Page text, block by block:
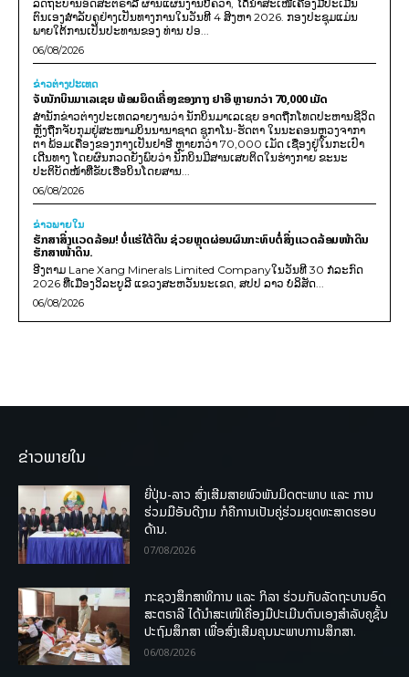
ລັດຖະບານອົດສະຕຣາລີ ຜ່ານແຜນງານບີຄວາ, ໄດ້ນຳສະເໜີເຄື່ອງມືປະເມີນ
ຕົນເອງສຳລັບຄູຢ່າງເປັນທາງການໃນວັນທີ 4 ສິງຫາ 2026. ກອງປະຊຸມແມ່ນ
ພາຍໃຕ້ການເປັນປະທານຂອງ ທ່ານ ປອ...
06/08/2026
ຂ່າວຕ່າງປະເທດ
ຈັບນັກບິນມາເລເຊຍ ພ້ອມຍຶດເຄື່ອງຂອງກາງ ຢາອີ ຫຼາຍກວ່າ 70,000 ເມັດ
ສຳນັກຂ່າວຕ່າງປະເທດລາຍງານວ່າ ນັກບິນມາເລເຊຍ ອາດຖືກໂທດປະຫານຊີວິດ
ຫຼັງຖືກຈັບກຸມຢູ່ສະໜາມບິນນານາຊາດ ຊູກາໂນ-ຮັດຕາ ໃນນະຄອນຫຼວງຈາກາ
ຕາ ພ້ອມເຄື່ອງຂອງກາງເປັນຢາອີ ຫຼາຍກວ່າ 70,000 ເມັດ ເຊື່ອງຢູ່ໃນກະເປົາ
ເດີນທາງ ໂດຍຜົນກວດຍັງພົບວ່າ ນັກບິນມີສານເສບຕິດໃນຮ່າງກາຍ ຂະນະ
ປະຕິບັດໜ້າທີ່ຂັບເຮືອບິນໂດຍສານ...
06/08/2026
ຂ່າວພາຍ​ໃນ
ຮັກສາສິ່ງແວດລ້ອມ! ບໍ່ແຮ່ໃຕ້ດິນ ຊ່ວຍຫຼຸດຜ່ອນຜົນກະທົບຕໍ່ສິ່ງແວດລ້ອມໜ້າດິນ
ຮັກສາໜ້າດິນ.
ອີງຕາມ Lane Xang Minerals Limited Companyໃນວັນທີ 30 ກໍລະກົດ
2026 ທີ່ເມືອງວິລະບູລີ ແຂວງສະຫວັນນະເຂດ, ສປປ ລາວ ບໍລິສັດ...
06/08/2026
ຂ່າວພາຍໃນ
ຍີ່ປຸ່ນ-ລາວ ສົ່ງເສີມສາຍພົວພັນມິດຕະພາບ ແລະ ການ
ຮ່ວມມືອັນດີງາມ ກໍຄືການເປັນຄູ່ຮ່ວມຍຸດທະສາດຮອບ
ດ້ານ.
07/08/2026
ກະຊວງສຶກສາທິການ ແລະ ກິລາ ຮ່ວມກັບລັດຖະບານອົດ
ສະຕຣາລີ ໄດ້ນຳສະເໜີເຄື່ອງມືປະເມີນຕົນເອງສຳລັບຄູຊັ້ນ
ປະຖົມສຶກສາ ເພື່ອສົ່ງເສີມຄຸນນະພາບການສຶກສາ.
06/08/2026